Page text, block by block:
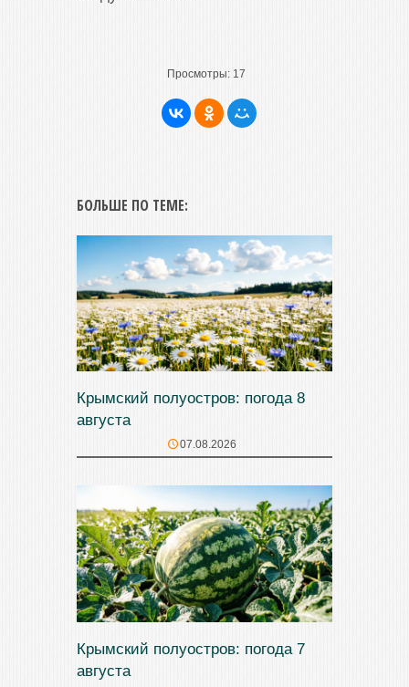
Просмотры: 17
БОЛЬШЕ ПО ТЕМЕ:
Крымский полуостров: погода 8
августа
07.08.2026
Крымский полуостров: погода 7
августа